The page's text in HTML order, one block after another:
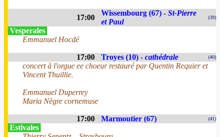
17:00
Wissembourg (67) - St-Pierre
et Paul
(39)
Vesperales
Emmanuel Hocdé
17:00 Troyes (10) - cathédrale (40)
concert à l'orgue ee choeur restauré par Quentin Requier et
Vincent Thuillie.
Emmanuel Duperrey
Maria Nègre cornemuse
17:00 Marmoutier (67) (41)
Estivales